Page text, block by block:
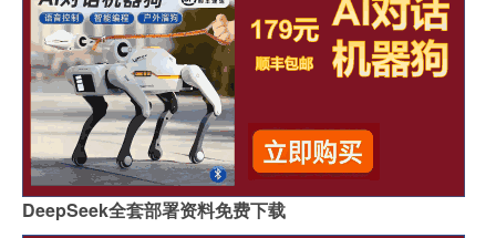
DeepSeek全套部署资料免费下载